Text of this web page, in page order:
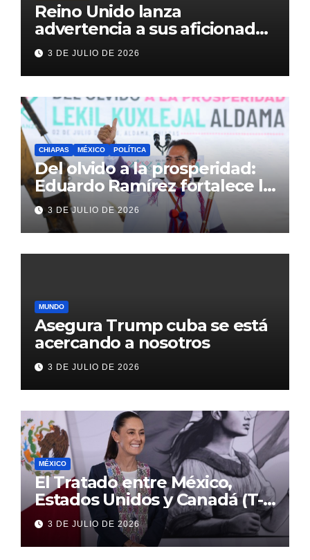
Reino Unido lanza
advertencia a sus aficionados
antes del México vs
Inglaterra en el Mundial 2026
3 DE JULIO DE 2026
CHIAPAS MÉXICO POLÍTICA
Del olvido a la prosperidad:
Eduardo Ramírez fortalece la
transformación de Aldama
con inversión histórica
3 DE JULIO DE 2026
MUNDO
Asegura Trump cuba se está
acercando a nosotros
3 DE JULIO DE 2026
MÉXICO
El Tratado entre México,
Estados Unidos y Canadá (T-
MEC) se mantiene hasta el
2036: Presidenta Claudia
Sheinbaum
3 DE JULIO DE 2026